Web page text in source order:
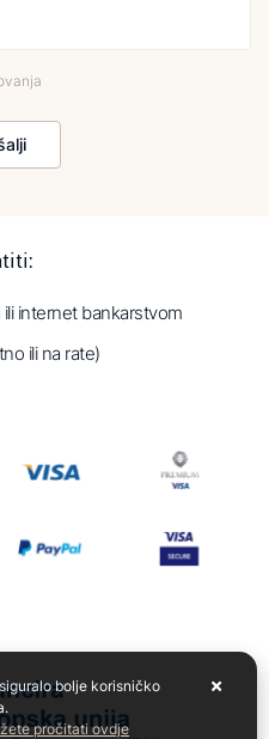
internet bankarstvom
ili na rate)
bolje korisničko
pročitati ovdje